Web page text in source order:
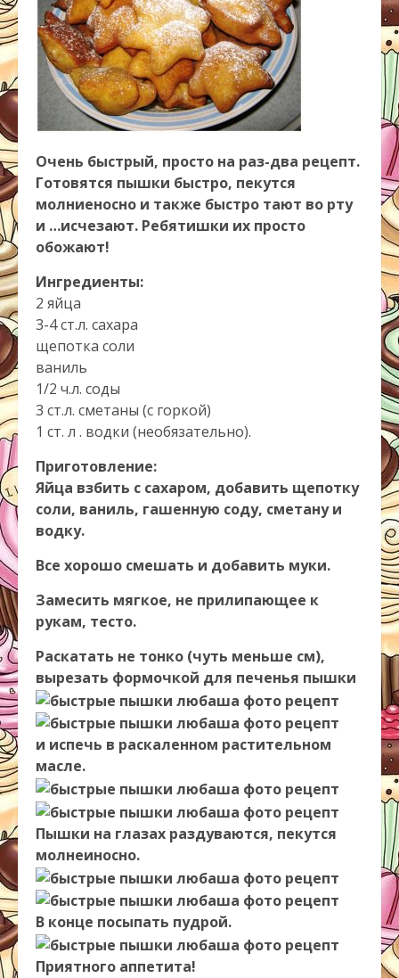
Очень быстрый, просто на раз-два рецепт.
Готовятся пышки быстро, пекутся
молниеносно и также быстро тают во рту
и …исчезают. Ребятишки их просто
обожают!
Ингредиенты:
2 яйца
3-4 ст.л. сахара
щепотка соли
ваниль
1/2 ч.л. соды
3 ст.л. сметаны (с горкой)
1 ст. л . водки (необязательно).
Приготовление:
Яйца взбить с сахаром, добавить щепотку
соли, ваниль, гашенную соду, сметану и
водку.
Все хорошо смешать и добавить муки.
Замесить мягкое, не прилипающее к
рукам, тесто.
Раскатать не тонко (чуть меньше см),
вырезать формочкой для печенья пышки
и испечь в раскаленном растительном
масле.
Пышки на глазах раздуваются, пекутся
молнеиносно.
В конце посыпать пудрой.
Приятного аппетита!